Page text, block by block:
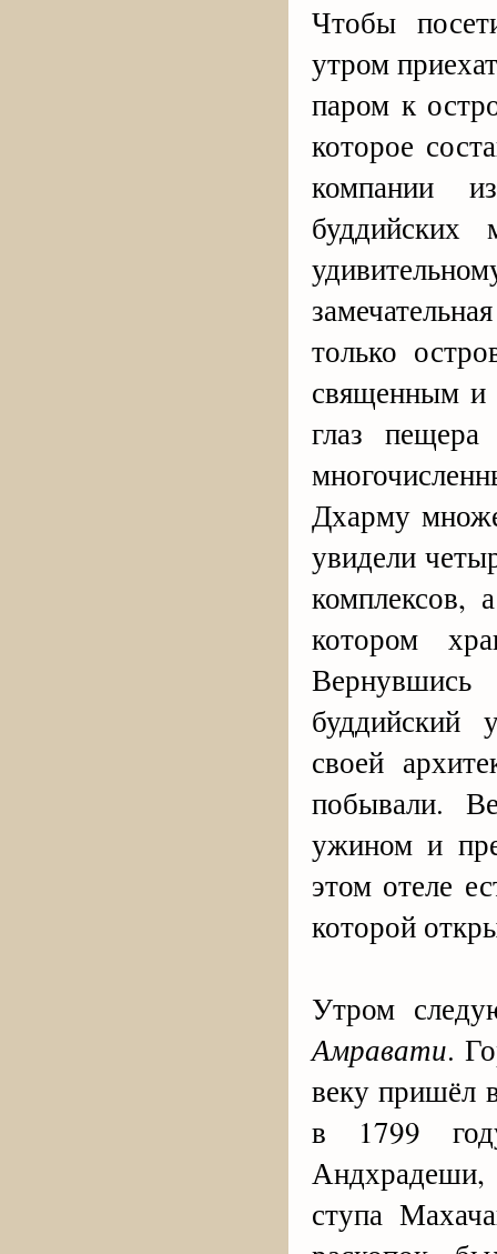
Чтобы
утром
паром к
которое
компании
только
священным и
глаз
Дхарму
увидели
комплексов,
котором
буддийский
своей
побывали.
ужином и
этом отеле
которой
Утром
Амравати.
веку пришёл
в 1799
Андхрадеши,
ступа